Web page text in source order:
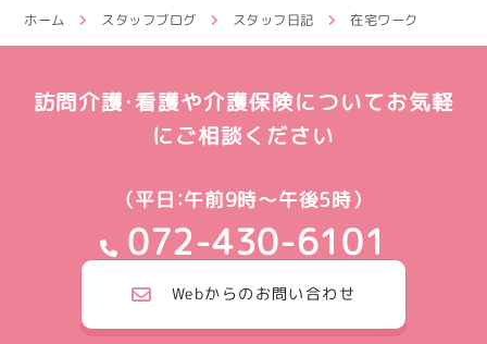
ホーム スタッフブログ スタッフ日記 在宅ワーク
訪問介護・看護や介護保険についてお気軽
にご相談ください
（平日：午前9時～午後5時）
072-430-6101
Webからのお問い合わせ